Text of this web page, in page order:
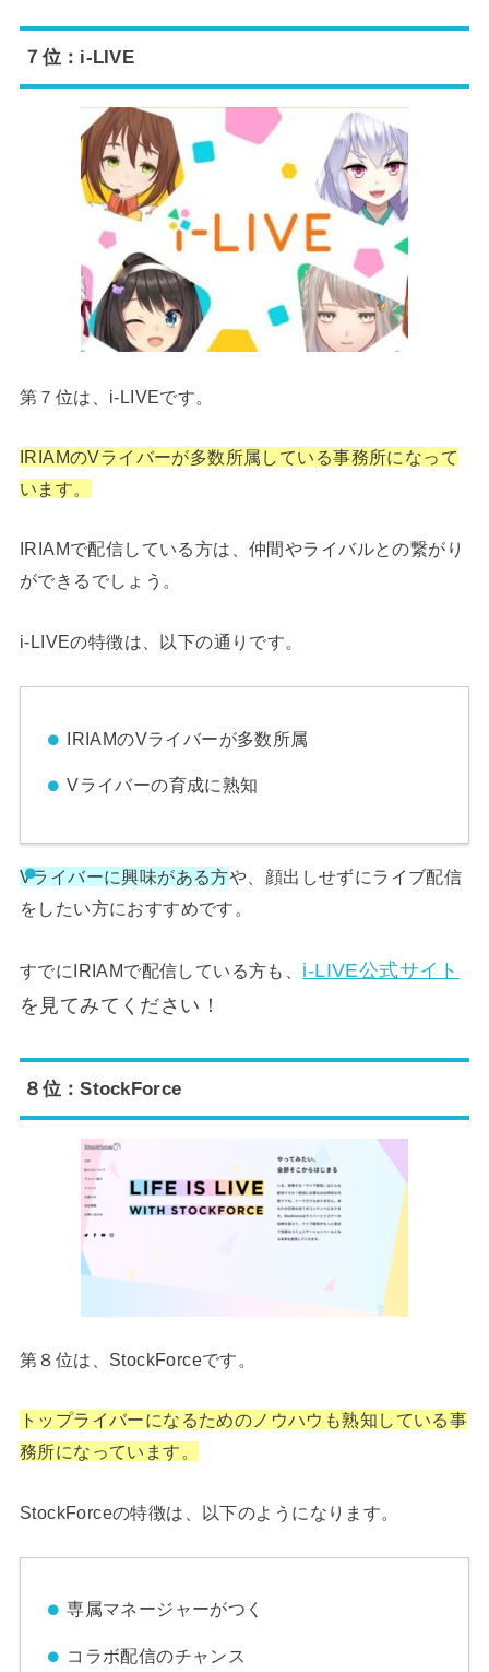
７位：i-LIVE
第７位は、i-LIVEです。
IRIAMのVライバーが多数所属している事務所になって
います。
IRIAMで配信している方は、仲間やライバルとの繋がり
ができるでしょう。
i-LIVEの特徴は、以下の通りです。
IRIAMのVライバーが多数所属
Vライバーの育成に熟知
Vライバーに興味がある方や、顔出しせずにライブ配信
をしたい方におすすめです。
すでにIRIAMで配信している方も、 i-LIVE公式サイト
を見てみてください！
８位：StockForce
第８位は、StockForceです。
トップライバーになるためのノウハウも熟知している事
務所になっています。
StockForceの特徴は、以下のようになります。
専属マネージャーがつく
コラボ配信のチャンス